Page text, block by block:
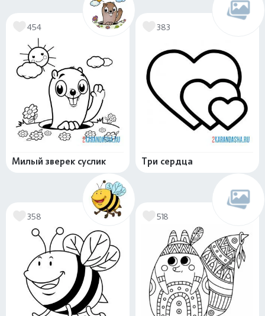
454
Милый зверек суслик
383
Три сердца
358 518